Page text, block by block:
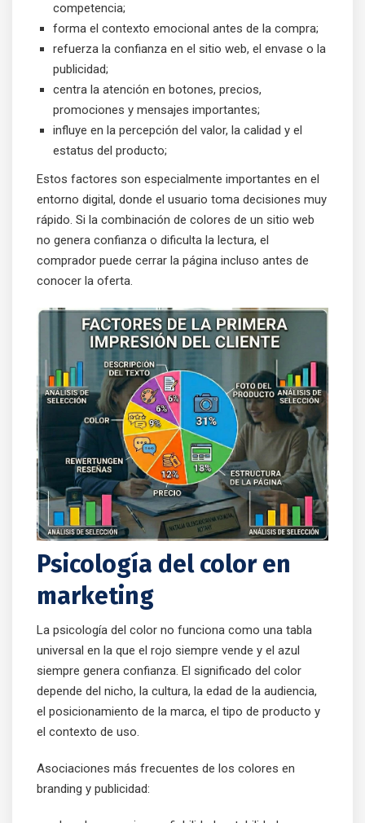
competencia;
forma el contexto emocional antes de la compra;
refuerza la confianza en el sitio web, el envase o la
publicidad;
centra la atención en botones, precios,
promociones y mensajes importantes;
influye en la percepción del valor, la calidad y el
estatus del producto;
Estos factores son especialmente importantes en el
entorno digital, donde el usuario toma decisiones muy
rápido. Si la combinación de colores de un sitio web
no genera confianza o dificulta la lectura, el
comprador puede cerrar la página incluso antes de
conocer la oferta.
Psicología del color en
marketing
La psicología del color no funciona como una tabla
universal en la que el rojo siempre vende y el azul
siempre genera confianza. El significado del color
depende del nicho, la cultura, la edad de la audiencia,
el posicionamiento de la marca, el tipo de producto y
el contexto de uso.
Asociaciones más frecuentes de los colores en
branding y publicidad: